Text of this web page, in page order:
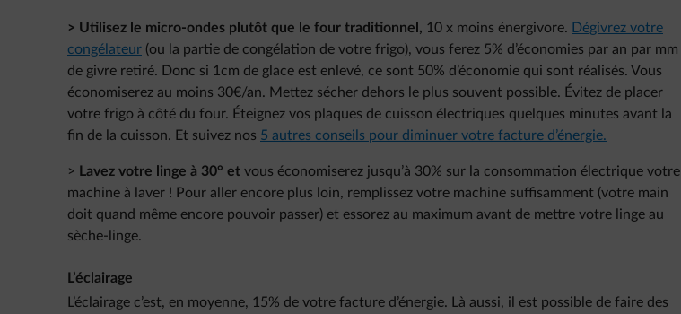
> Utilisez le micro-ondes plutôt que le four traditionnel, 10 x moins énergivore. Dégivrez votre
congélateur (ou la partie de congélation de votre frigo), vous ferez 5% d’économies par an par mm
de givre retiré. Donc si 1cm de glace est enlevé, ce sont 50% d’économie qui sont réalisés. Vous
économiserez au moins 30€/an. Mettez sécher dehors le plus souvent possible. Évitez de placer
votre frigo à côté du four. Éteignez vos plaques de cuisson électriques quelques minutes avant la
fin de la cuisson. Et suivez nos 5 autres conseils pour diminuer votre facture d’énergie.
> Lavez votre linge à 30° et vous économiserez jusqu’à 30% sur la consommation électrique votre
machine à laver ! Pour aller encore plus loin, remplissez votre machine suffisamment (votre main
doit quand même encore pouvoir passer) et essorez au maximum avant de mettre votre linge au
sèche-linge.
L’éclairage
L’éclairage c’est, en moyenne, 15% de votre facture d’énergie. Là aussi, il est possible de faire des